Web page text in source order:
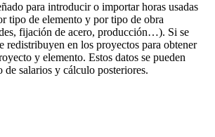
para introducir o importar horas usadas
tipo de elemento y por tipo de obra
fijación de acero, producción…). Si se
redistribuyen en los proyectos para obtener
y elemento. Estos datos se pueden
salarios y cálculo posteriores.